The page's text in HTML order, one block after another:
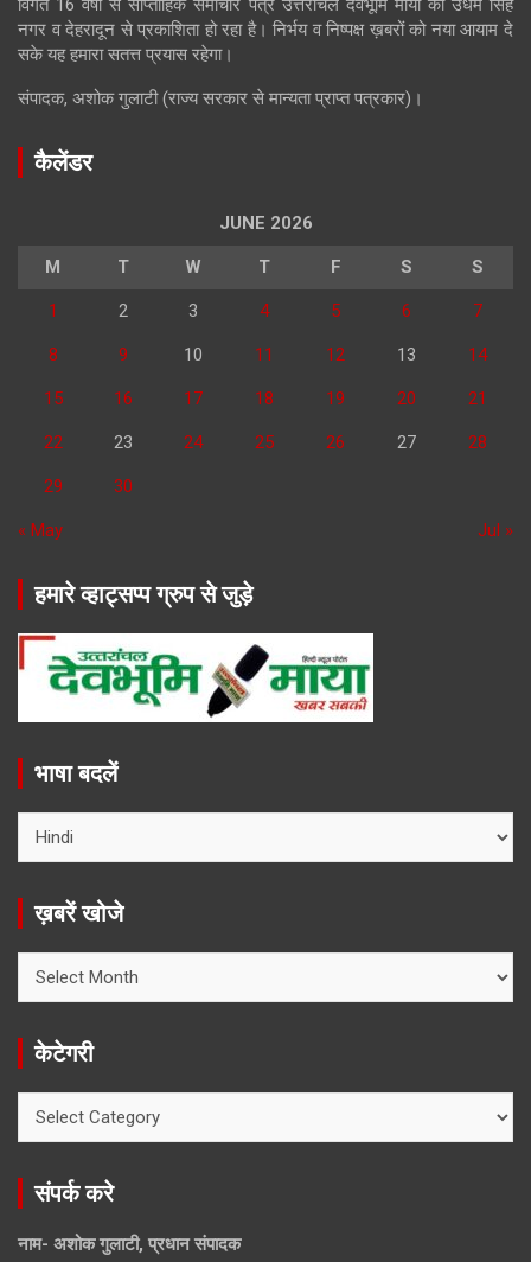
विगत 16 वर्षों से साप्ताहिक समाचार पत्र उत्तरांचल देवभूमि माया का उधम सिंह
नगर व देहरादून से प्रकाशिता हो रहा है। निर्भय व निष्पक्ष ख़बरों को नया आयाम दे
सके यह हमारा सतत्त प्रयास रहेगा।
संपादक, अशोक गुलाटी (राज्य सरकार से मान्यता प्राप्त पत्रकार)।
कैलेंडर
JUNE 2026
M T W T F S S
1 2 3 4 5 6 7
8 9 10 11 12 13 14
15 16 17 18 19 20 21
22 23 24 25 26 27 28
29 30
« May Jul »
हमारे व्हाट्सप्प ग्रुप से जुड़े
भाषा बदलें
ख़बरें खोजे
खोजे
केटेगरी
संपर्क करे
नाम- अशोक गुलाटी, प्रधान संपादक